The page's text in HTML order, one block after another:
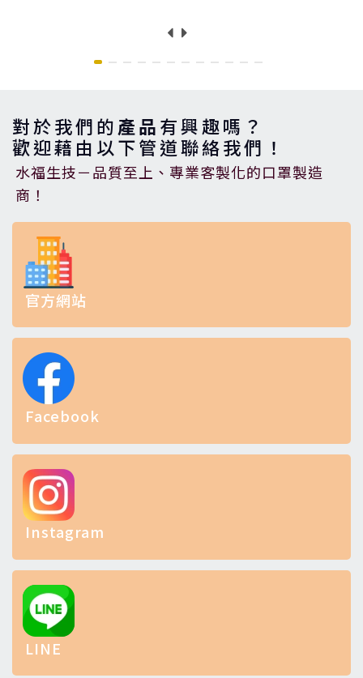
對於我們的產品有興趣嗎？
歡迎藉由以下管道聯絡我們！
水福生技－品質至上、專業客製化的口罩製造
商！
官方網站
Facebook
Instagram
LINE